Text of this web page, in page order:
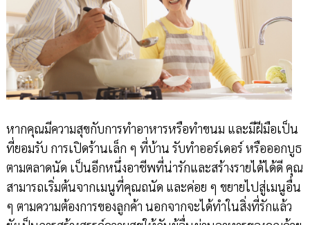
หากคุณมีความสุขกับการทำอาหารหรือทำขนม และมีฝีมือเป็น
ที่ยอมรับ การเปิดร้านเล็ก ๆ ที่บ้าน รับทำออร์เดอร์ หรือออกบูธ
ตามตลาดนัด เป็นอีกหนึ่งอาชีพที่น่ารักและสร้างรายได้ได้ดี คุณ
สามารถเริ่มต้นจากเมนูที่คุณถนัด และค่อย ๆ ขยายไปสู่เมนูอื่น
ๆ ตามความต้องการของลูกค้า นอกจากจะได้ทำในสิ่งที่รักแล้ว